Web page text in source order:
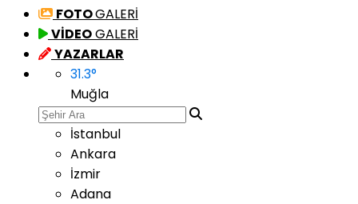
FOTOGALERİ
VİDEOGALERİ
YAZARLAR
31.3°
Muğla
İstanbul
Ankara
İzmir
Adana